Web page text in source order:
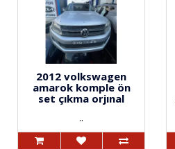
2012 volkswagen
amarok komple ön
set çıkma orjınal
..